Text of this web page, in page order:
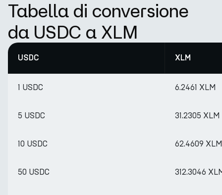
Tabella di conversione
da USDC a XLM
USDC XLM
1 USDC 6.2461 XLM
5 USDC 31.2305 XLM
10 USDC 62.4609 XLM
50 USDC 312.3046